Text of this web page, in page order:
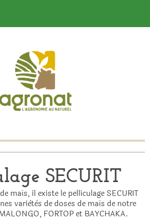
SECURIT
maïs, il existe le pelliculage SECURIT
variètès de doses de maïs de notre
FORTOP et BAYCHAKA.